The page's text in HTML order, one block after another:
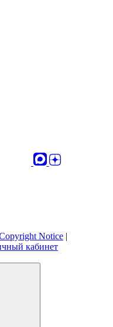
Notice |
кабинет